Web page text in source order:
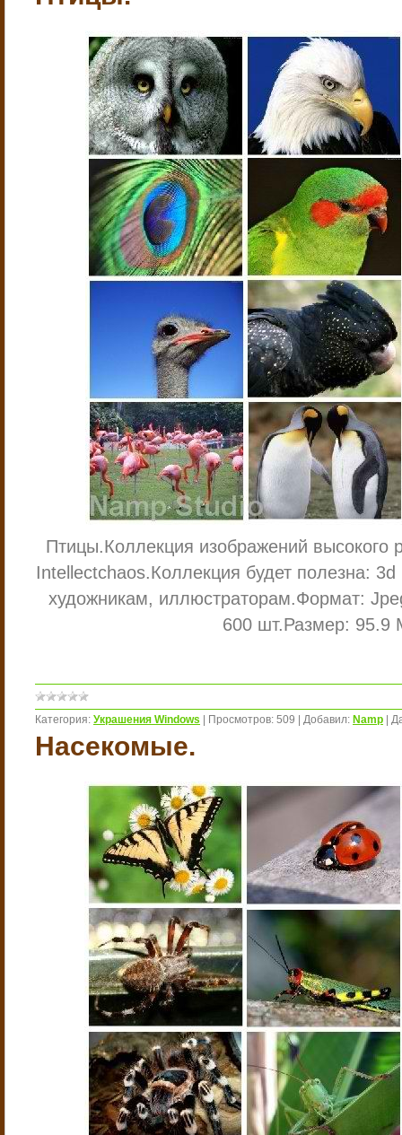
Птицы.Коллекция изображений высокого
Intellectchaos.Коллекция будет полезна:
художникам, иллюстраторам.Формат:
600 шт.Размер: 95.9
Категория: Украшения Windows Просмотров: 509 Добавил: Namp
Насекомые.